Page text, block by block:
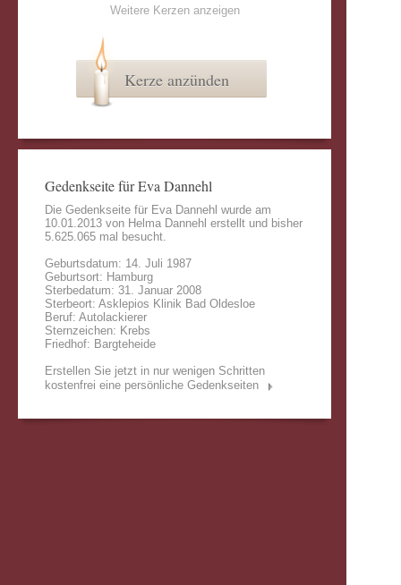
Weitere Kerzen anzeigen
Kerze anzünden
Gedenkseite für Eva Dannehl
Die Gedenkseite für Eva Dannehl wurde am
10.01.2013 von Helma Dannehl erstellt und bisher
5.625.065 mal besucht.
Geburtsdatum: 14. Juli 1987
Geburtsort: Hamburg
Sterbedatum: 31. Januar 2008
Sterbeort: Asklepios Klinik Bad Oldesloe
Beruf: Autolackierer
Sternzeichen: Krebs
Friedhof: Bargteheide
Erstellen Sie jetzt in nur wenigen Schritten
kostenfrei eine persönliche Gedenkseiten